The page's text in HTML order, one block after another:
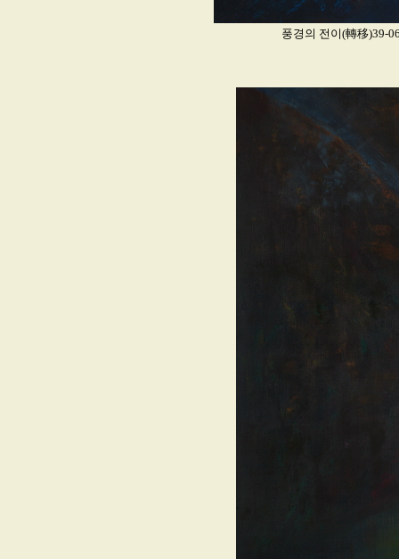
풍경의 전이(轉移)39-